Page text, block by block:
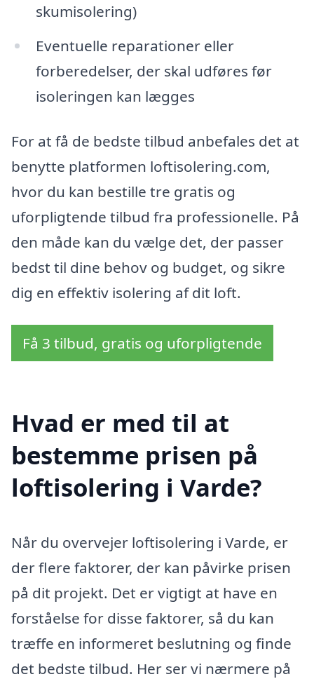
skumisolering)
Eventuelle reparationer eller
forberedelser, der skal udføres før
isoleringen kan lægges
For at få de bedste tilbud anbefales det at
benytte platformen loftisolering.com,
hvor du kan bestille tre gratis og
uforpligtende tilbud fra professionelle. På
den måde kan du vælge det, der passer
bedst til dine behov og budget, og sikre
dig en effektiv isolering af dit loft.
Få 3 tilbud, gratis og uforpligtende
Hvad er med til at
bestemme prisen på
loftisolering i Varde?
Når du overvejer loftisolering i Varde, er
der flere faktorer, der kan påvirke prisen
på dit projekt. Det er vigtigt at have en
forståelse for disse faktorer, så du kan
træffe en informeret beslutning og finde
det bedste tilbud. Her ser vi nærmere på